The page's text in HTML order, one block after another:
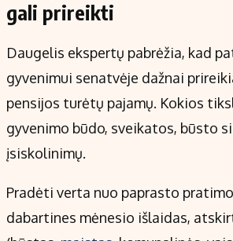
gali prireikti
Daugelis ekspertų pabrėžia, kad
gyvenimui senatvėje dažnai
pensijos turėtų pajamų. Kokios
gyvenimo būdo, sveikatos, būsto
įsiskolinimų.
Pradėti verta nuo paprasto
dabartines mėnesio išlaidas,